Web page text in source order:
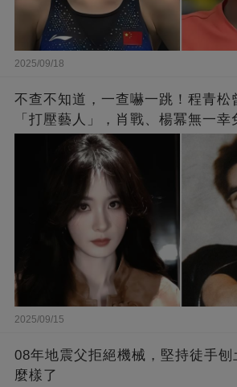
2025/09/18
不查不知道，一查嚇一跳！程青松
「打壓藝人」，肖戰、楊冪無一幸
2025/09/15
08年地震父拒絕機械，堅持徒手刨
麼樣了